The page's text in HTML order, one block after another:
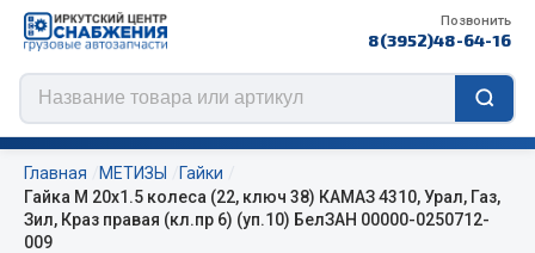
Позвонить
8(3952)48-64-16
Главная МЕТИЗЫ
Гайки
Гайка М 20х1.5 колеса (22, ключ 38) КАМАЗ 4310, Урал, Газ,
Зил, Краз правая (кл.пр 6) (уп.10) БелЗАН 00000-0250712-
009